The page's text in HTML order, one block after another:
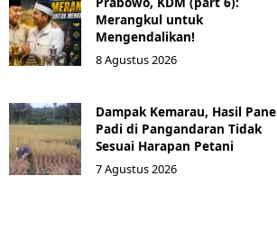
Merangkul untuk
Mengendalikan!
8 Agustus 2026
Dampak Kemarau, Hasil
Padi di Pangandaran Tidak
Sesuai Harapan Petani
7 Agustus 2026